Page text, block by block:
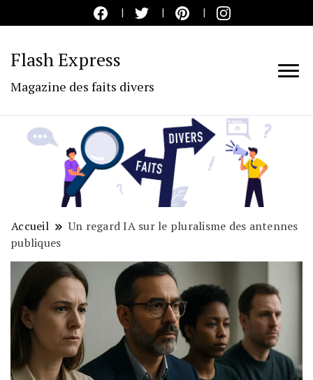
Flash Express
Magazine des faits divers
Accueil
Un regard IA sur le pluralisme des antennes
publiques